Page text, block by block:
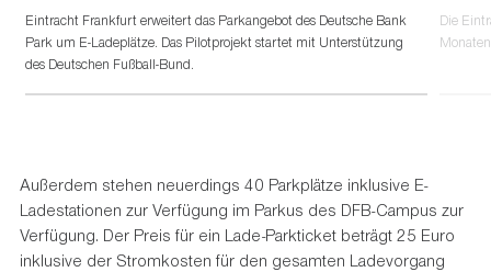
Eintracht Frankfurt erweitert das Parkangebot des Deutsche Bank
Park um E-Ladeplätze. Das Pilotprojekt startet mit Unterstützung
des Deutschen Fußball-Bund.
Die
Außerdem stehen neuerdings 40 Parkplätze inklusive E-
Ladestationen zur Verfügung im Parkus des DFB-Campus zur
Verfügung. Der Preis für ein Lade-Parkticket beträgt 25 Euro
inklusive der Stromkosten für den gesamten Ladevorgang